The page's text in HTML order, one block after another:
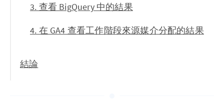
3. 查看 BigQuery 中的結果
4. 在 GA4 查看工作階段來源媒介分配的結果
結論